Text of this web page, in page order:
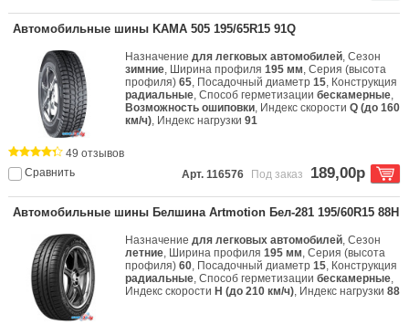
Автомобильные шины KAMA 505 195/65R15 91Q
Назначениедля легковых автомобилей, Сезон
зимние, Ширина профиля195 мм, Серия (высота
профиля)65, Посадочный диаметр15, Конструкция
радиальные, Способ герметизациибескамерные,
Возможность ошиповки, Индекс скоростиQ (до 160
км/ч), Индекс нагрузки91
Сравнить
49 отзывов
Арт. 116576
Под заказ 189,00р
Автомобильные шины Белшина Artmotion Бел-281 195/60R15 88H
Назначениедля легковых автомобилей, Сезон
летние, Ширина профиля195 мм, Серия (высота
профиля)60, Посадочный диаметр15, Конструкция
радиальные, Способ герметизациибескамерные,
Индекс скорости H (до 210 км/ч), Индекс нагрузки88